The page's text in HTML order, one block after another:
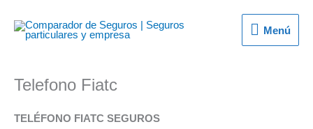
contenido
Menú
Menú
Telefono Fiatc
TELÉFONO FIATC SEGUROS